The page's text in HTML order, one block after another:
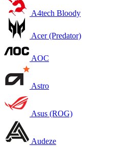
A4tech Bloody
Acer (Predator)
AOC
Astro
Asus (ROG)
Audeze